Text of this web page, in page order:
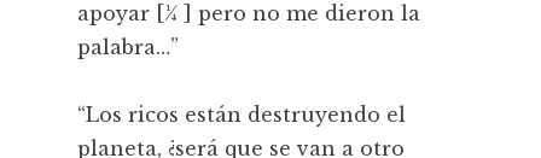
apoyar [¼ ] pero no me dieron la
palabra…”
“Los ricos están destruyendo el
planeta, ¿será que se van a otro